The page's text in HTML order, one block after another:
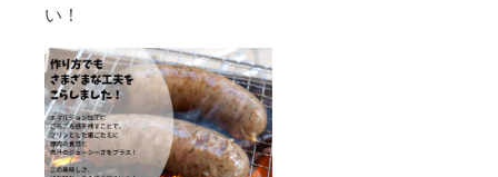
い！